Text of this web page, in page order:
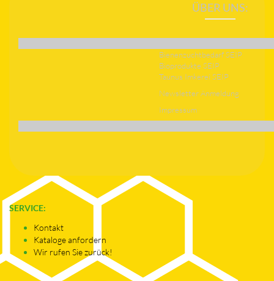
ÜBER UNS:
Bienenzuchtbedarf SEIP
Bioprodukte SEIP
Taunus Imkerei SEIP
Newsletter Anmeldung
Impressum
SERVICE:
Kontakt
Kataloge anfordern
Wir rufen Sie zurück!